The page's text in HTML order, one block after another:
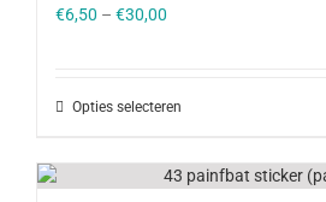
€6,50 – €30,00
Opties selecteren